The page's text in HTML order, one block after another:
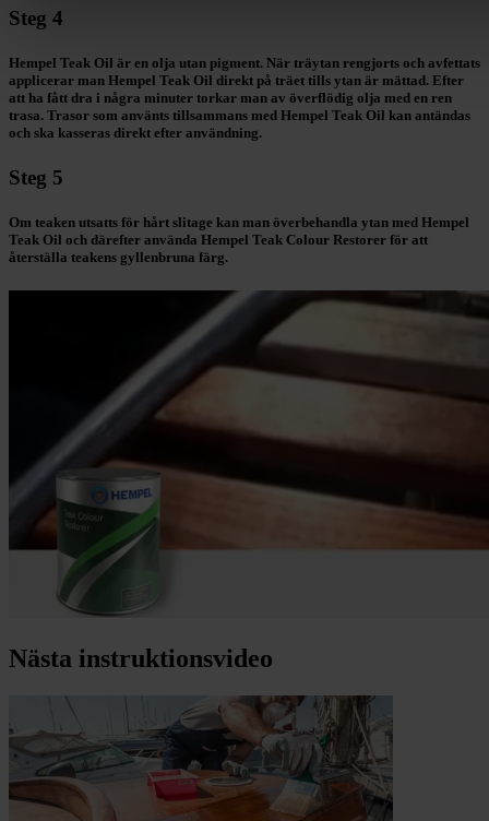
Steg 4
Hempel Teak Oil är en olja utan pigment. När träytan rengjorts och avfettats
applicerar man Hempel Teak Oil direkt på träet tills ytan är mättad. Efter
att ha fått dra i några minuter torkar man av överflödig olja med en ren
trasa. Trasor som använts tillsammans med Hempel Teak Oil kan antändas
och ska kasseras direkt efter användning.
Steg 5
Om teaken utsatts för hårt slitage kan man överbehandla ytan med Hempel
Teak Oil och därefter använda Hempel Teak Colour Restorer för att
återställa teakens gyllenbruna färg.
Nästa instruktionsvideo